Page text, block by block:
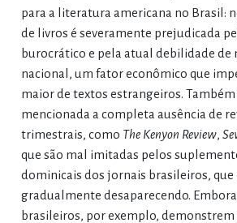
para a literatura americana no Brasil:
de livros é severamente prejudicada
burocrático e pela atual debilidade de
nacional, um fator econômico que
maior de textos estrangeiros. Também
mencionada a completa ausência de
trimestrais, como The Kenyon Review,
que são mal imitadas pelos
dominicais dos jornais brasileiros, que
gradualmente desaparecendo.
brasileiros, por exemplo, demonstrem